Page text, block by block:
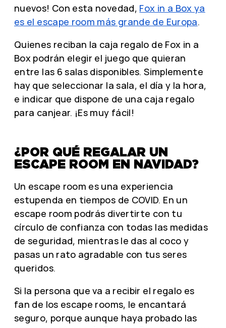
nuevos! Con esta novedad, Fox in a Box ya
es el escape room más grande de Europa.
Quienes reciban la caja regalo de Fox in a
Box podrán elegir el juego que quieran
entre las 6 salas disponibles. Simplemente
hay que seleccionar la sala, el día y la hora,
e indicar que dispone de una caja regalo
para canjear. ¡Es muy fácil!
¿POR QUÉ REGALAR UN
ESCAPE ROOM EN NAVIDAD?
Un escape room es una experiencia
estupenda en tiempos de COVID. En un
escape room podrás divertirte con tu
círculo de confianza con todas las medidas
de seguridad, mientras le das al coco y
pasas un rato agradable con tus seres
queridos.
Si la persona que va a recibir el regalo es
fan de los escape rooms, le encantará
seguro, porque aunque haya probado las